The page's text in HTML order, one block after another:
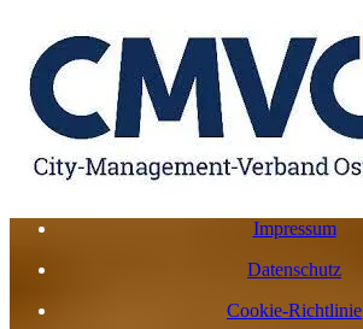
Impressum
Datenschutz
Cookie-Richtlinie